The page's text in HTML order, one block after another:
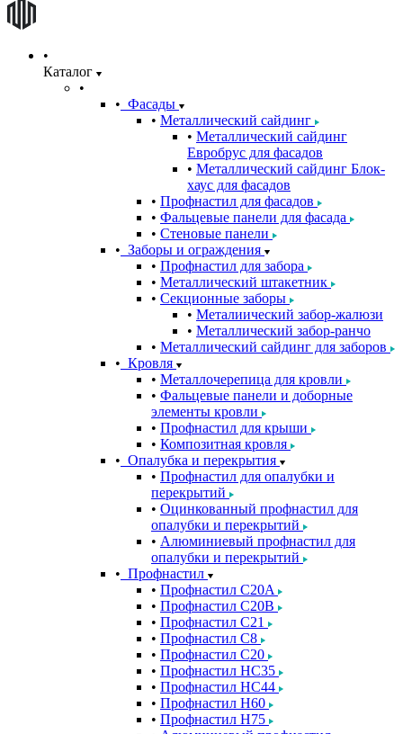
Каталог
Фасады
Металлический сайдинг
Металлический сайдинг
Евробрус для фасадов
Металлический сайдинг Блок-
хаус для фасадов
Профнастил для фасадов
Фальцевые панели для фасада
Стеновые панели
Заборы и ограждения
Профнастил для забора
Металлический штакетник
Секционные заборы
Металиический забор-жалюзи
Металлический забор-ранчо
Металлический сайдинг для заборов
Кровля
Металлочерепица для кровли
Фальцевые панели и доборные
элементы кровли
Профнастил для крыши
Композитная кровля
Опалубка и перекрытия
Профнастил для опалубки и
перекрытий
Оцинкованный профнастил для
опалубки и перекрытий
Алюминиевый профнастил для
опалубки и перекрытий
Профнастил
Профнастил С20A
Профнастил С20B
Профнастил С21
Профнастил С8
Профнастил С20
Профнастил НС35
Профнастил НС44
Профнастил Н60
Профнастил Н75